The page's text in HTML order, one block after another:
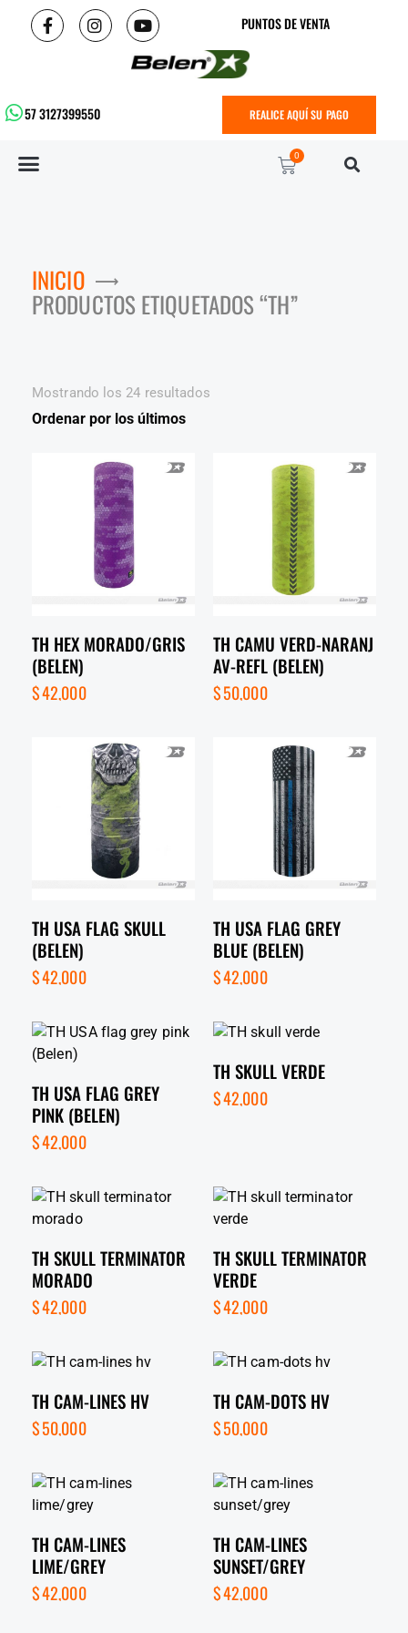
PUNTOS DE VENTA
57 3127399550 REALICE AQUÍ SU PAGO
0
INICIO
PRODUCTOS ETIQUETADOS “TH”
Mostrando los 24 resultados
TH HEX MORADO/GRIS
(BELEN)
$42,000
TH CAMU VERD-NARANJ
AV-REFL (BELEN)
$50,000
TH USA FLAG SKULL
(BELEN)
$42,000
TH USA FLAG GREY
BLUE (BELEN)
$42,000
TH USA FLAG GREY
PINK (BELEN)
$42,000
TH SKULL VERDE
$42,000
TH SKULL TERMINATOR
MORADO
$42,000
TH SKULL TERMINATOR
VERDE
$42,000
TH CAM-LINES HV
$50,000
TH CAM-DOTS HV
$50,000
TH CAM-LINES
LIME/GREY
$42,000
TH CAM-LINES
SUNSET/GREY
$42,000